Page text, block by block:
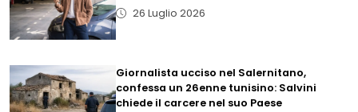
26 Luglio 2026
Giornalista ucciso nel Salernitano,
confessa un 26enne tunisino: Salvini
chiede il carcere nel suo Paese